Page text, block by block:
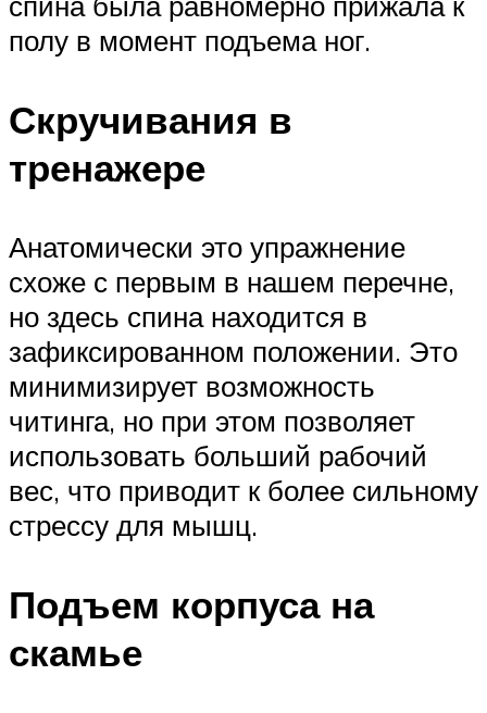
полу в момент подъема ног.
Скручивания в
тренажере
Анатомически это упражнение
схоже с первым в нашем перечне,
но здесь спина находится в
зафиксированном положении. Это
минимизирует возможность
читинга, но при этом позволяет
использовать больший рабочий
вес, что приводит к более сильному
стрессу для мышц.
Подъем корпуса на
скамье